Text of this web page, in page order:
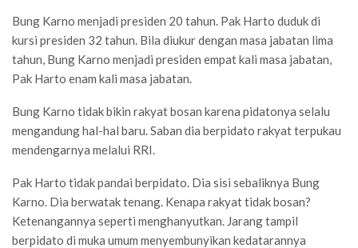
Bung Karno menjadi presiden 20 tahun. Pak Harto duduk di
kursi presiden 32 tahun. Bila diukur dengan masa jabatan lima
tahun, Bung Karno menjadi presiden empat kali masa jabatan,
Pak Harto enam kali masa jabatan.
Bung Karno tidak bikin rakyat bosan karena pidatonya selalu
mengandung hal-hal baru. Saban dia berpidato rakyat terpukau
mendengarnya melalui RRI.
Pak Harto tidak pandai berpidato. Dia sisi sebaliknya Bung
Karno. Dia berwatak tenang. Kenapa rakyat tidak bosan?
Ketenangannya seperti menghanyutkan. Jarang tampil
berpidato di muka umum menyembunyikan kedatarannya